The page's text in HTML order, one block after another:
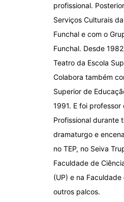
profissional.
Serviços Culturais
Funchal e com o
Funchal. Desde
Teatro da Escola
Colabora também
Superior de
1991. E foi professor
Profissional durante
dramaturgo e
no TEP, no Seiva
Faculdade de
(UP) e na
outros palcos.